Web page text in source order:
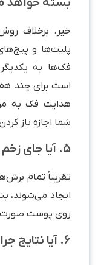
خیر. برخلاف
پلیت‌ها و
فک‌ها به
است برای چند
هدایت فک به
شما اجازه باز
۵. آیا جای زخم روی صورتم باقی می‌ماند؟
تقریباً تمام
ایجاد می‌شوند،
روی پوست صورت
۶. آیا نتایج جراحی دائمی است؟